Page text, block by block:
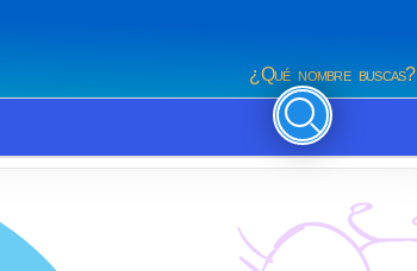
¿Qué nombre buscas?